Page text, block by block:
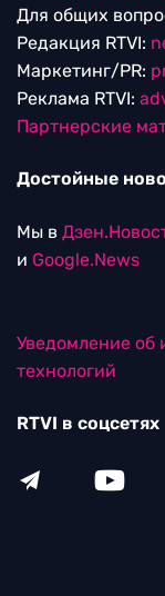
Для общих
Редакция RTVI:
Маркетинг/PR:
Реклама RTVI:
Партнерские
Достойные
Мы в
и Google.News
Уведомление об
технологий
RTVI в соцсетях